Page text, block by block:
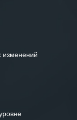
изменений